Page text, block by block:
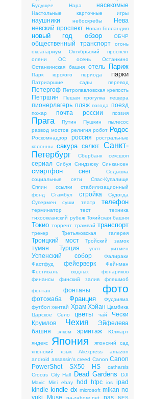
Будущее
Нара насекомые
Настольные карточные игры
наушники небоскребы
Нева
невский проспект Новая Голландия
новый год обзор ОБЧР
общественный транспорт
огонь
океанариум
Октябрьский проспект
олени
ОС осень
Останкино
Останкинская башня
отель Париж
Парк юрского периода парки
Патриаршие сады перевод
Петергоф Петропавловская крепость
Петршин Пешая прогулка пещера
пионерлагерь пляж погода поезд
пожар почта россии поэзия
Прага Путин Пушкин
пылесос
развод мостов религия робот Родос
Роскомнадзор россия
ростральные
колонны
сакура салют
Санкт-
Петербург
Сбербанк сексшоп
сериал Сибуя Синдзюку Синкансен
смартфон снег
Содышка
социальные сети
Спас-Купалище
Сплин
ссылки
стабилизационный
фонд
Стамбул стройка
Судогда
Супермен
суши театр телефон
терминатор тест
техника
тихоокеанский рубеж Токийская башня
Токио торрент трамвай транспорт
трекер Третьяковская галерея
Троицкий мост Тройский замок
туман Турция уолт уитмен
Успенский собор
Фалираки
Фастфуд
фейерверк
Фейнман
Фестиваль водных фонариков
финансы
финский залив
флешмоб
фонтан
фонтаны фото
фотожаба Франция
Фудзияма
футбол хентай Храм Хэйан Цамбика
Царское Cело
цветы чай
Чески
Крумлов
Чехия
Эйфелева
башня
элком эрмитаж
Юлмарт
яндекс
Япония
японский сад
японский язык
Aliexpress
amazon
android assassin's creed Canon Canon
PowerShot SX50 HS
catharsis
Crocus City Hall
Dead Gardens
DJI
Mavic Mini
ebay hdd htpc ios
ipad
kindle kindle dx microsoft mikan no
yuki
Muse na-zabore.net nas NES